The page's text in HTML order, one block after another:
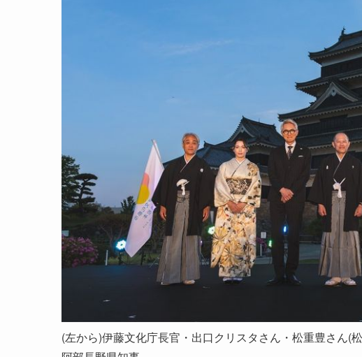
(左から)伊藤文化庁長官・出口クリスタさん・松重豊さん(